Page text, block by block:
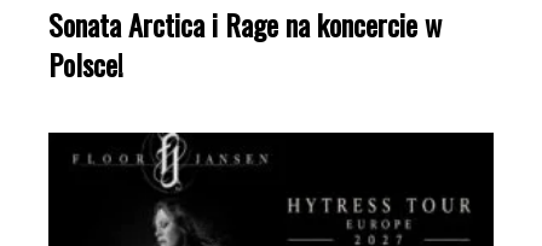
Sonata Arctica i Rage na koncercie w
Polsce!